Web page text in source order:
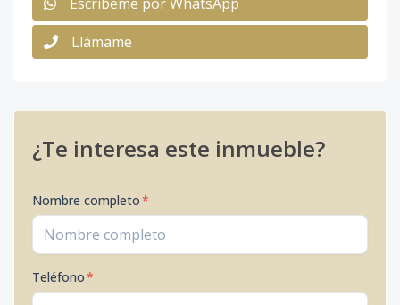
Llámame
¿Te interesa este inmueble?
Nombre completo*
Teléfono*